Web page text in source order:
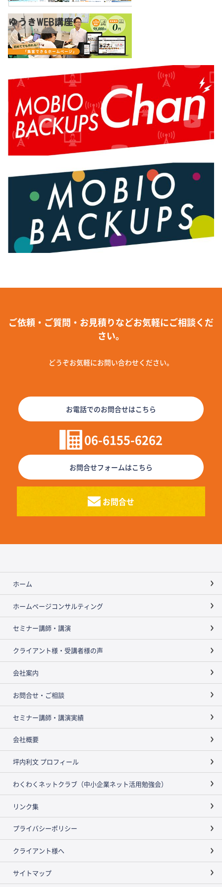
ご依頼・ご質問・お見積りなどお気軽にご相談くだ
さい。
どうぞお気軽にお問い合わせください。
お電話でのお問合せはこちら
06-6155-6262
お問合せフォームはこちら
お問合せ
ホーム
ホームページコンサルティング
セミナー講師・講演
クライアント様・受講者様の声
会社案内
お問合せ・ご相談
セミナー講師・講演実績
会社概要
坪内利文 プロフィール
わくわくネットクラブ（中小企業ネット活用勉強会）
リンク集
プライバシーポリシー
クライアント様へ
サイトマップ